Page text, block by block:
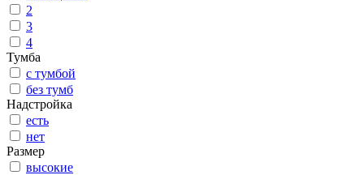
2
3
4
Тумба
с тумбой
без тумб
Надстройка
есть
нет
Размер
высокие